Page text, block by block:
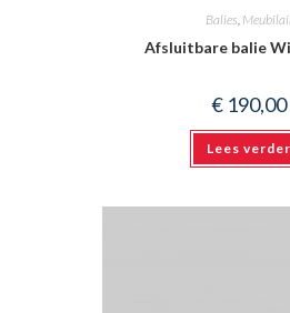
Balies,
Afsluitbare balie
€ 190,00
Lees verder